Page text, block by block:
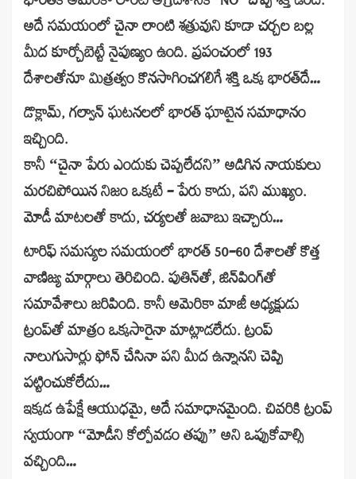
అదే సమయంలో చైనా లాంటి శత్రువుని కూడా చర్చల బల్ల
మీద కూర్చోబెట్టే నైపుణ్యం ఉంది. ప్రపంచంలో 193
దేశాలతోనూ మిత్రత్వం కొనసాగించగలిగే శక్తి ఒక్క భారత్‌దే…
డొక్లామ్, గల్వాన్ ఘటనలలో భారత్ ఘాటైన సమాధానం
ఇచ్చింది.
కానీ “చైనా పేరు ఎందుకు చెప్పలేదని” అడిగిన నాయకులు
మరచిపోయిన నిజం ఒక్కటే – పేరు కాదు, పని ముఖ్యం.
మోడీ మాటలతో కాదు, చర్యలతో జవాబు ఇచ్చారు…
టారిఫ్ సమస్యల సమయంలో భారత్ 50–60 దేశాలతో కొత్త
వాణిజ్య మార్గాలు తెరిచింది. పుతిన్‌తో, జిన్‌పింగ్‌తో
సమావేశాలు జరిపింది. కానీ అమెరికా మాజీ అధ్యక్షుడు
ట్రంప్‌తో మాత్రం ఒక్కసారైనా మాట్లాడలేదు. ట్రంప్
నాలుగుసార్లు ఫోన్ చేసినా పని మీద ఉన్నానని చెప్పి
పట్టించుకోలేదు…
ఇక్కడ ఉపేక్షే ఆయుధమై, అదే సమాధానమైంది. చివరికి ట్రంప్‌
స్వయంగా “మోడీని కోల్పోవడం తప్పు” అని ఒప్పుకోవాల్సి
వచ్చింది…